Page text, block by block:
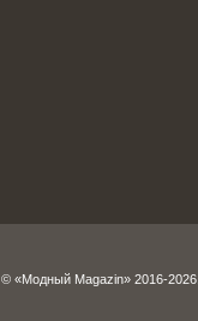
© «Модный Magazin» 2016-2026.